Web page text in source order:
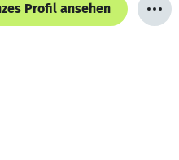
Profil ansehen